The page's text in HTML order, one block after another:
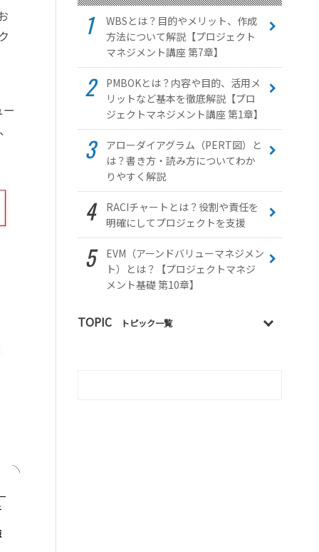
WBSとは？目的やメリット、作成
方法について解説【プロジェクト
マネジメント講座 第7章】
PMBOKとは？内容や目的、活用メ
リットなど基本を徹底解説【プロ
ジェクトマネジメント講座 第1章】
アローダイアグラム（PERT図）と
は？書き方・読み方についてわか
りやすく解説
RACIチャートとは？役割や責任を
明確にしてプロジェクトを支援
EVM（アーンドバリューマネジメン
ト）とは？【プロジェクトマネジ
メント基礎 第10章】
TOPIC トピック一覧